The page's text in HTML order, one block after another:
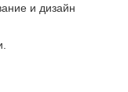
и дизайн